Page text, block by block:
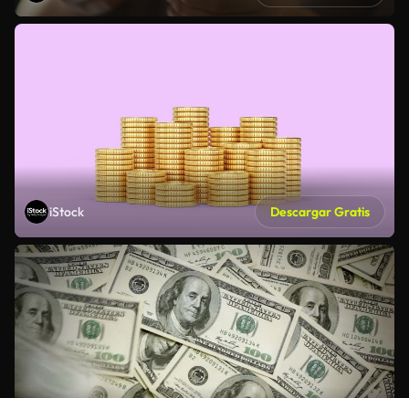
iStock Descargar Gratis